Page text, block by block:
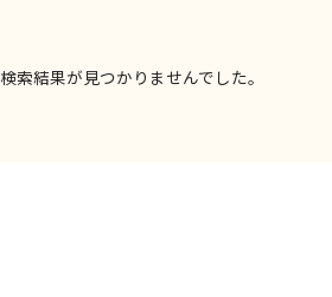
検索結果が見つかりませんでした。